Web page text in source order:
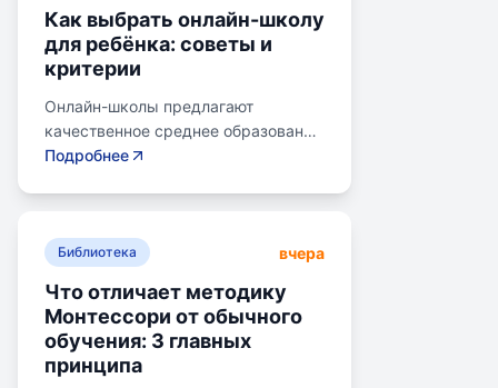
Как выбрать онлайн-школу
для ребёнка: советы и
критерии
Онлайн-школы предлагают
качественное среднее образование
без привязки к району. Важно
предпочитаемую нагрузку. Важно
получить аттестат для поступления
в университет или колледж.
Онлайн-школы могут быть разными
по формату: с зачислением,
Подробнее
Библиотека вчера
Что отличает методику
Монтессори от обычного
обучения: 3 главных
принципа